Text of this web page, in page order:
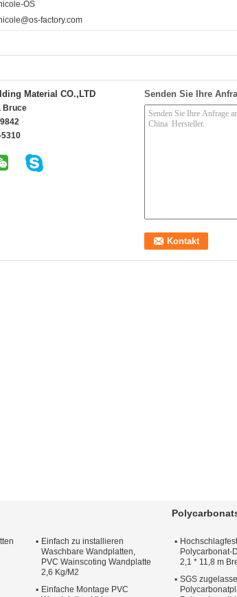
OS
factory.com
Material CO.,LTD
Bruce
Senden Sie Ihre
Einfach zu installieren
Waschbare Wandplatten,
PVC Wainscoting Wandplatte
2,6 Kg/M2
Einfache Montage PVC
Polycarbonat-
2,1 * 11,8 m
SGS